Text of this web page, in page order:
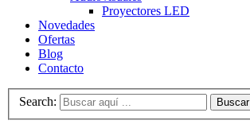
Proyectores LED
Novedades
Ofertas
Blog
Contacto
Search: Buscar